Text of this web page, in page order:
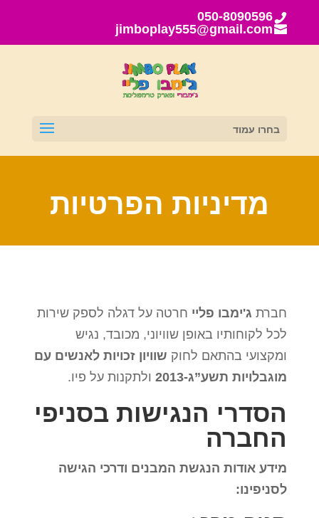
050-8090596
jimboplay555@gmail.com
בחרו עמוד
מדיניות הפרטיות
חברת ג'ימבו פליי חרטה על דגלה לספק שירות
לכל לקוחותיו באופן שוויוני, מכובד, נגיש
ומקצועי בהתאם לחוק שוויון זכויות לאנשים עם
מוגבלויות תשע”ג-2013
ולתקנות על פיו.
הסדרי הנגישות בסניפי
החברה
מידע אודות הנגשת המבנים ודרכי הגישה
לסניפינו: